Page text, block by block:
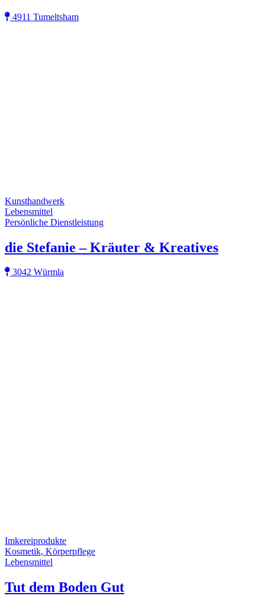
4911 Tumeltsham
Kunsthandwerk
Lebensmittel
Persönliche Dienstleistung
die Stefanie – Kräuter & Kreatives
3042 Würmla
Imkereiprodukte
Kosmetik, Körperpflege
Lebensmittel
Tut dem Boden Gut